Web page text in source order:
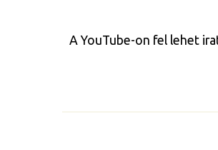
A YouTube-on fel lehet